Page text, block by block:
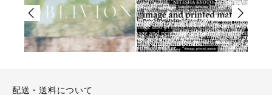
配送・送料について